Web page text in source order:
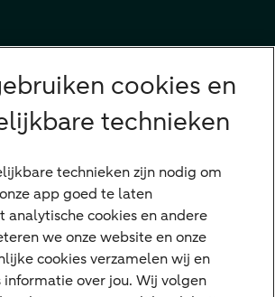
cookies en
technieken
technieken zijn nodig om
app goed te laten
analytische cookies en andere
we onze website en onze
cookies verzamelen wij en
over jou. Wij volgen